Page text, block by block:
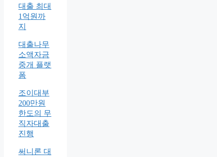
대출 최대
1억원까
지
대출나무
소액자금
중개 플랫
폼
조이대부
200만원
한도의 무
직자대출
진행
써니론 대